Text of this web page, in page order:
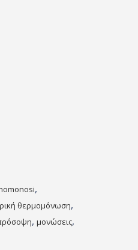
,
θερμομόνωση,
, μονώσεις,